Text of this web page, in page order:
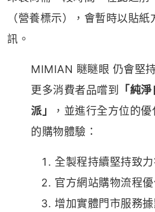
（營養標示），會暫時以貼
訊。
MIMIAN 瞇瞇眼 仍會堅
更多消費者品嚐到
「純
派」
，並進行全方位的
的購物體驗：
全製程持續堅持致
官方網站購物流程
增加實體門市服務